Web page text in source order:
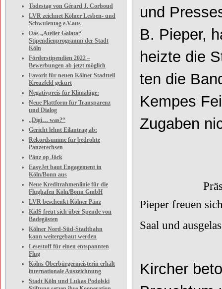
Todestag von Gérard J. Corboud
LVR zeichnet Kölner Lesben- und
Schwulentag e.V.aus
Das „Atelier Galata“
Stipendienprogramm der Stadt
Köln
Förderstipendien 2022 –
Bewerbungen ab jetzt möglich
Favorit für neuen Kölner Stadtteil
Kreuzfeld gekürt
Negativpreis für Klimalüge:
Neue Plattform für Transparenz
und Dialog
„Digi… was?“
Gericht lehnt Eilantrag ab:
Rekordsumme für bedrohte
Panzerechsen
Pänz op Jöck
EasyJet baut Engagement in
Köln/Bonn aus
Neue Kreditrahmenlinie für die
Flughafen Köln/Bonn GmbH
LVR beschenkt Kölner Pänz
KidS freut sich über Spende von
Badegästen
Kölner Nord-Süd-Stadtbahn
kann weitergebaut werden
Lesestoff für einen entspannten
Flug
Kölns Oberbürgermeisterin erhält
internationale Auszeichnung
Stadt Köln und Lukas Podolski
und
B. Pieper,
heizte die
ten die
Kempes
Zugaben
Präsident
Pieper
Saal und
Kircher